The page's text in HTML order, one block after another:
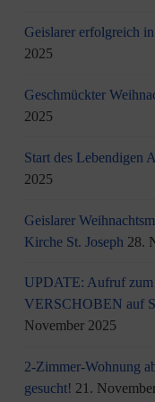
Geislarer erfolgreich
2025
Geschmückter
2025
Start des Lebendigen
2025
Geislarer
Kirche St. Joseph 28.
UPDATE: Aufruf zum
VERSCHOBEN auf
November 2025
2-Zimmer-Wohnung
gesucht! 21.